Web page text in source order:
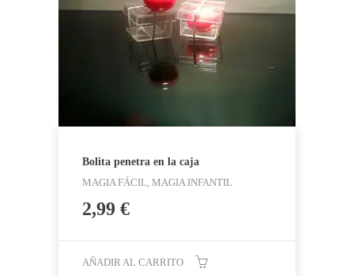
Bolita penetra en la caja
MAGIA FÁCIL, MAGIA INFANTIL
2,99 €
AÑADIR AL CARRITO